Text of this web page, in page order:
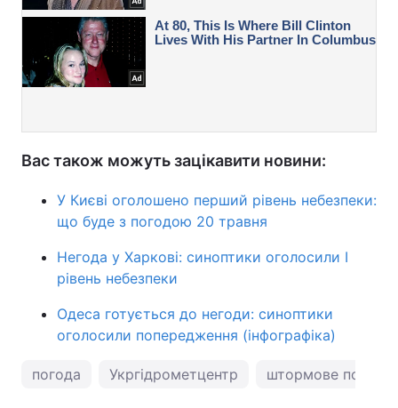
Вас також можуть зацікавити новини:
У Києві оголошено перший рівень небезпеки:
що буде з погодою 20 травня
Негода у Харкові: синоптики оголосили І
рівень небезпеки
Одеса готується до негоди: синоптики
оголосили попередження (інфографіка)
погода Укргідрометцентр штормове